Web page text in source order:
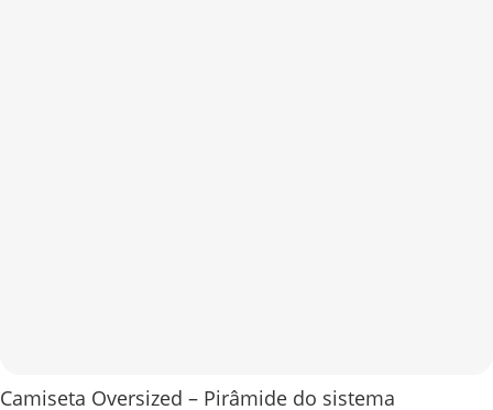
Camiseta Oversized – Pirâmide do sistema